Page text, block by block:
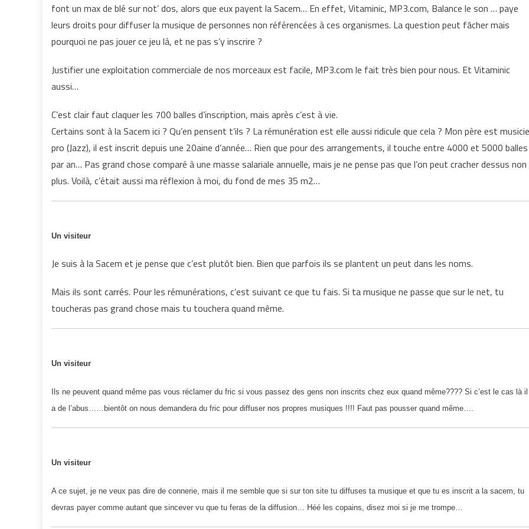
font un max de blé sur not’ dos, alors que eux payent la Sacem… En effet, Vitaminic, MP3.com, Balance le son … paye
leurs droits pour diffuser la musique de personnes non référencées à ces organismes. La question peut fâcher mais
pourquoi ne pas jouer ce jeu là, et ne pas s’y inscrire ?
Justifier une exploitation commerciale de nos morceaux est facile, MP3.com le fait très bien pour nous. Et Vitaminic
aussi…
C’est clair faut claquer les 700 balles d’inscription, mais après c’est à vie.
Certains sont à la Sacem ici ? Qu’en pensent t’ils ? La rémunération est elle aussi ridicule que cela ? Mon père est
pro (Jazz), il est inscrit depuis une 20aine d’année… Rien que pour des arrangements, il touche entre 4000 et 5000 balles
par an… Pas grand chose comparé à une masse salariale annuelle, mais je ne pense pas que l’on peut cracher dessus non
plus. Voilà, c’était aussi ma réflexion à moi, du fond de mes 35 m2…
Un visiteur
Je suis à la Sacem et je pense que c’est plutôt bien. Bien que parfois ils se plantent un peut dans les noms.
Mais ils sont carrés. Pour les rémunérations, c’est suivant ce que tu fais. Si ta musique ne passe que sur le net, tu
toucheras pas grand chose mais tu touchera quand même.
Un visiteur
Ils ne peuvent quand même pas vous réclamer du fric si vous passez des gens non inscrits chez eux quand même???? Si c’est le cas là
a de l’abus……bientôt on nous demandera du fric pour diffuser nos propres musiques !!!! Faut pas pousser quand même….
Un visiteur
A ce sujet, je ne veux pas dire de connerie, mais il me semble que si sur ton site tu diffuses ta musique et que tu es inscrit a la sacem, tu
devras payer comme autant que sincever vu que tu feras de la diffusion… Héé les copains, disez moi si je me trompe…